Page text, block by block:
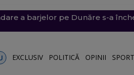
a barjelor pe Dunăre s-a
Bulgaria, lângă România, a fost
a aflat că drona cu explozibil din
SUA, să oprească atacurile
vijelii. Trei Coduri galbene,
EXCLUSIV POLITICĂ OPINII SPORT